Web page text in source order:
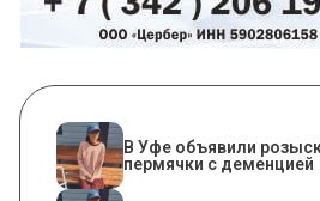
В Уфе объявили
пермячки с деменцией